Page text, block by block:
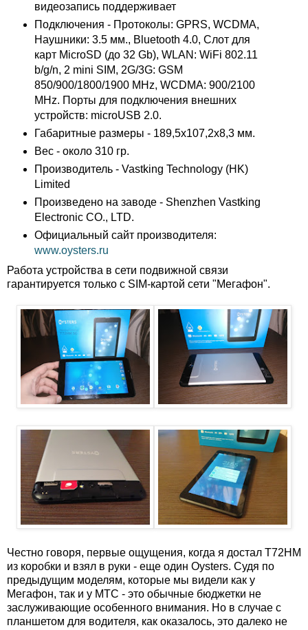
видеозапись поддерживает
Подключения - Протоколы: GPRS, WCDMA,
Наушники: 3.5 мм., Bluetooth 4.0, Слот для
карт MicroSD (до 32 Gb), WLAN: WiFi 802.11
b/g/n, 2 mini SIM, 2G/3G: GSM
850/900/1800/1900 MHz, WCDMA: 900/2100
MHz. Порты для подключения внешних
устройств: microUSB 2.0.
Габаритные размеры - 189,5x107,2x8,3 мм.
Вес - около 310 гр.
Производитель - Vastking Technology (HK)
Limited
Произведено на заводе - Shenzhen Vastking
Electronic CO., LTD.
Официальный сайт производителя:
www.oysters.ru
Работа устройства в сети подвижной связи
гарантируется только с SIM-картой сети "Мегафон".
Честно говоря, первые ощущения, когда я достал T72HM
из коробки и взял в руки - еще один Oysters. Судя по
предыдущим моделям, которые мы видели как у
Мегафон, так и у МТС - это обычные бюджетки не
заслуживающие особенного внимания. Но в случае с
планшетом для водителя, как оказалось, это далеко не